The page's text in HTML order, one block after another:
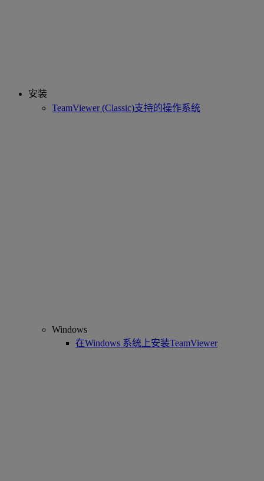
安装
TeamViewer (Classic)支持的操作系统
Windows
在Windows 系统上安装TeamViewer